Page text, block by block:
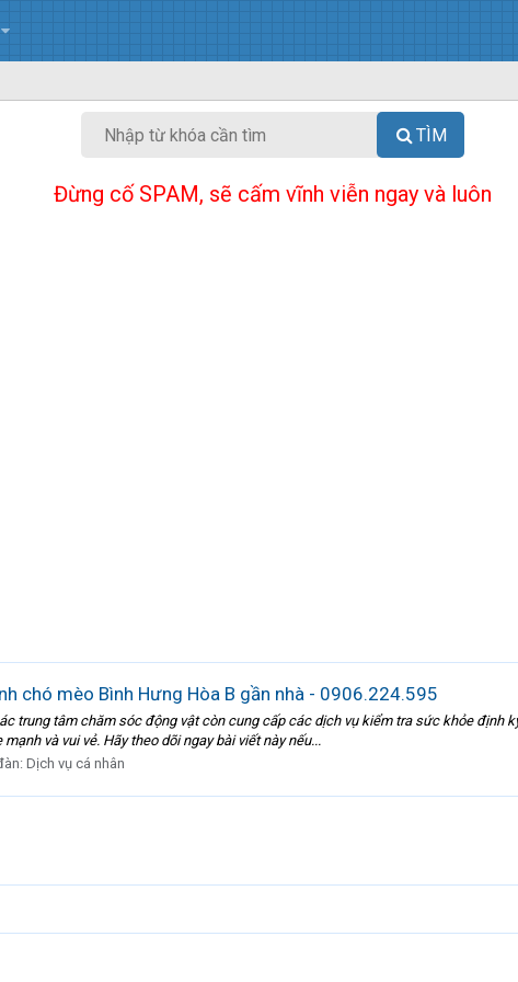
TÌM
Đừng cố SPAM, sẽ cấm vĩnh viễn ngay và luôn
chó mèo Bình Hưng Hòa B gần nhà - 0906.224.595
trung tâm chăm sóc động vật còn cung cấp các dịch vụ kiểm tra sức khỏe định
và vui vẻ. Hãy theo dõi ngay bài viết này nếu...
Dịch vụ cá nhân